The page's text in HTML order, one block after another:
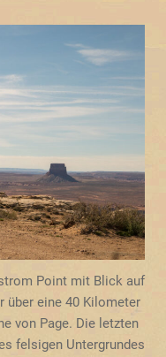
Point mit Blick auf
über eine 40 Kilometer
von Page. Die letzten
felsigen Untergrundes